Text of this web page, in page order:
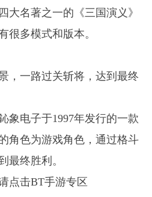
大名著之一的《三国演义》
很多模式和版本。
，一路过关斩将，达到最终
象电子于1997年发行的一款
角色为游戏角色，通过格斗
最终胜利。
点击BT手游专区